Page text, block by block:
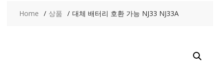
Home 상품 대체 배터리 호환 가능 NJ33 NJ33A